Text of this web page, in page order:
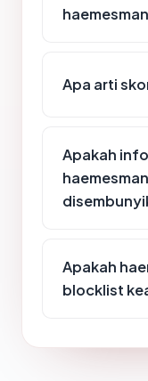
Apa arti
Apakah
Apakah
blocklist